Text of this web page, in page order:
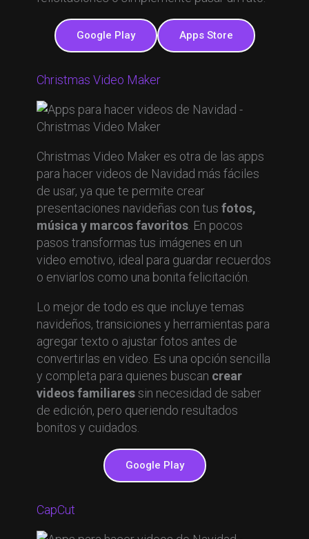
Google Play Apps Store
Christmas Video Maker
Christmas Video Maker es otra de las apps
para hacer videos de Navidad más fáciles
de usar, ya que te permite crear
presentaciones navideñas con tus fotos,
música y marcos favoritos. En pocos
pasos transformas tus imágenes en un
video emotivo, ideal para guardar recuerdos
o enviarlos como una bonita felicitación.
Lo mejor de todo es que incluye temas
navideños, transiciones y herramientas para
agregar texto o ajustar fotos antes de
convertirlas en video. Es una opción sencilla
y completa para quienes buscan crear
videos familiaressin necesidad de saber
de edición, pero queriendo resultados
bonitos y cuidados.
Google Play
CapCut